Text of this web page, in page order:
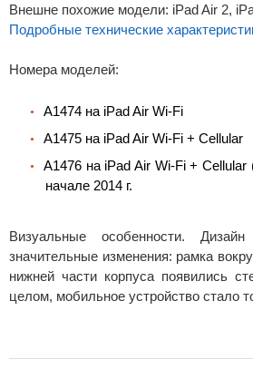
Внешне похожие модели: iPad Air 2,
Подробные технические
Номера моделей:
A1474 на iPad Air Wi-Fi
A1475 на iPad Air Wi-Fi + Cellular
A1476 на iPad Air Wi-Fi +
начале 2014 г.
Визуальные особенности.
значительные изменения: рамка
нижней части корпуса появились
целом, мобильное устройство стало